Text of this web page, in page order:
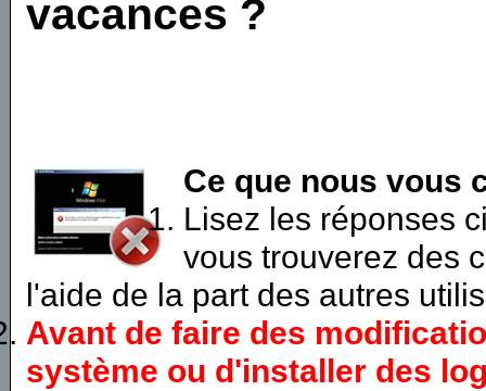
vacances ?
Ce que nous vous
Lisez les réponses
vous trouverez des
l'aide de la part des autres
Avant de faire des
système ou d'installer des